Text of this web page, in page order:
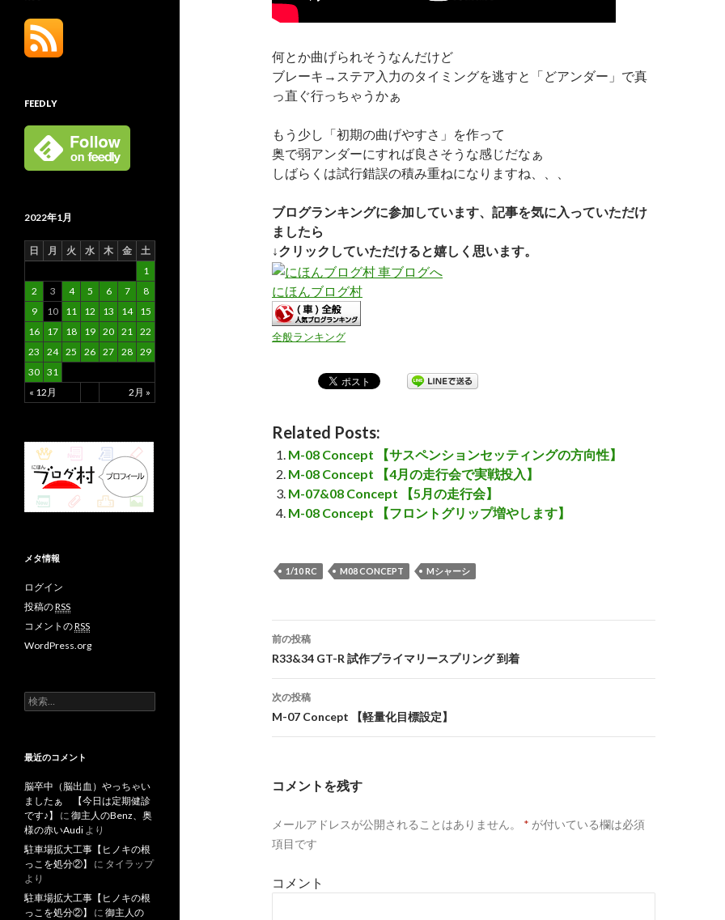
何とか曲げられそうなんだけど
ブレーキ→ステア入力のタイミングを逃すと「どアンダー」で真
っ直ぐ行っちゃうかぁ
もう少し「初期の曲げやすさ」を作って
奥で弱アンダーにすれば良さそうな感じだなぁ
しばらくは試行錯誤の積み重ねになりますね、、、
ブログランキングに参加しています、記事を気に入っていただけ
ましたら
↓クリックしていただけると嬉しく思います。
にほんブログ村
全般ランキング
Related Posts:
M-08 Concept 【サスペンションセッティングの方向性】
M-08 Concept 【4月の走行会で実戦投入】
M-07&08 Concept 【5月の走行会】
M-08 Concept 【フロントグリップ増やします】
1/10 RC M08 CONCEPT Mシャーシ
投
稿
ナ
ゲ
シ
ン
前の投稿
R33&34 GT-R 試作プライマリースプリング 到着
次の投稿
M-07 Concept 【軽量化目標設定】
コメントを残す
メールアドレスが公開されることはありません。 * が付いている欄は必須
項目です
コメント
FEEDLY
2022年1月
日 月 火 水 木 金 土
« 12月 2月 »
1
2
3 4 5 6 7
8
9
10 11 12 13 14
15
16
17 18 19 20 21 22
23
24 25 26 27 28 29
30 31
メタ情報
ログイン
投稿のRSS
コメントのRSS
WordPress.org
検
索
最近のコメント
脳卒中（脳出血）やっちゃい
ましたぁ 【今日は定期健診
です♪】
に 御主人のBenz、奥
様の赤いAudi より
駐車場拡大工事【ヒノキの根
っこを処分②】
に タイラップ
より
駐車場拡大工事【ヒノキの根
っこを処分②】
に 御主人の